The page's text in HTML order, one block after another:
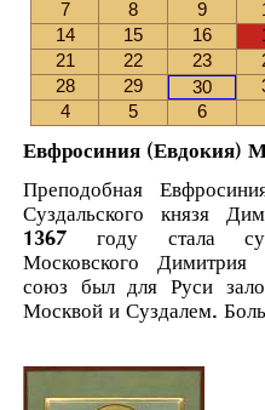
7
8 9
14
15 16
21
22 23
28
29 30
4
5 6
Евфросиния (Евдокия)
Преподобная
Суздальского князя
1367 году стала
Московского
союз был для Руси
Москвой и Суздалем.